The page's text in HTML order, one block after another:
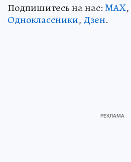
Подпишитесь на нас:MAX,
Одноклассники, Дзен.